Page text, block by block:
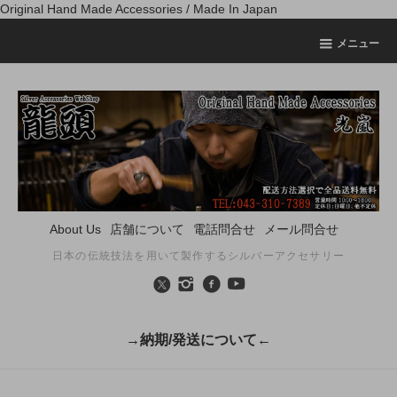
Original Hand Made Accessories / Made In Japan
メニュー
About Us 店舗について 電話問合せ メール問合せ
日本の伝統技法を用いて製作するシルバーアクセサリー
→納期/発送について←